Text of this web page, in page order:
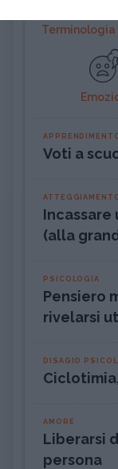
Terminologia
Voti a
Incassare
(alla
PSICOLOGIA
Pensiero
rivelarsi
DISAGIO
AMORE
Liberarsi
persona